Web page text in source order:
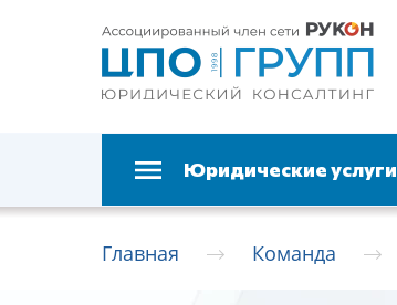
Юридические услуги
Главная Команда